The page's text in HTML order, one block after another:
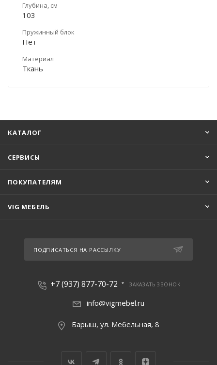
Глубина, см
103
Пружинный блок
Нет
Материал
Ткань
КАТАЛОГ
СЕРВИСЫ
ПОКУПАТЕЛЯМ
VIG МЕБЕЛЬ
ПОДПИСАТЬСЯ НА РАССЫЛКУ
+7 (937) 877-70-72 ЗАКАЗАТЬ ЗВОНОК
info@vigmebel.ru
Барыш, ул. Мебельная, 8